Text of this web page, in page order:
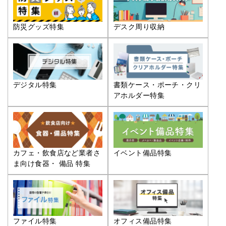
防災グッズ特集 デスク周り収納
デジタル特集
書類ケース・ポーチ・クリ
アホルダー特集
カフェ・飲食店など業者さ
ま向け食器・ 備品 特集
イベント備品特集
ファイル特集 オフィス備品特集